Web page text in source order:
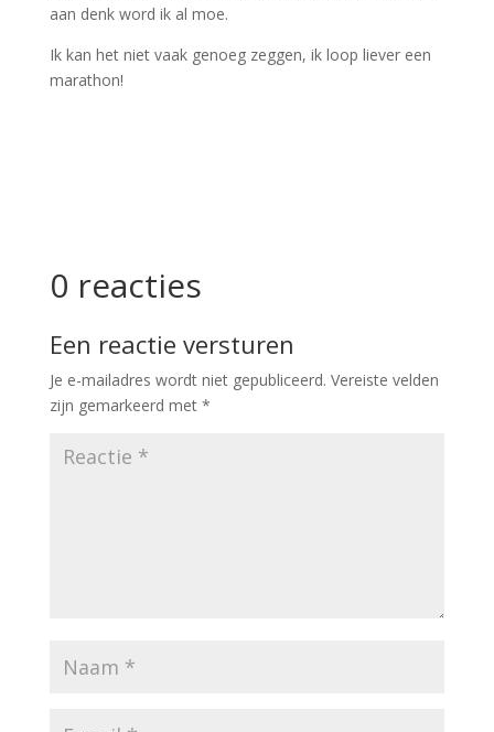
aan denk word ik al moe.
Ik kan het niet vaak genoeg zeggen, ik loop liever een
marathon!
0 reacties
Een reactie versturen
Je e-mailadres wordt niet gepubliceerd. Vereiste velden
zijn gemarkeerd met *